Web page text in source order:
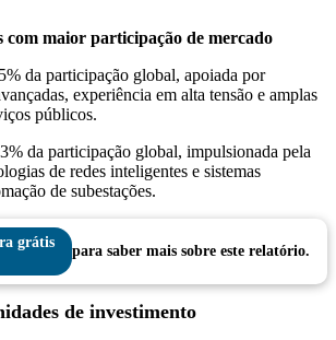
com maior participação de mercado
da participação global, apoiada por
experiência em alta tensão e amplas
públicos.
da participação global, impulsionada pela
de redes inteligentes e sistemas
de subestações.
grátis
para saber mais sobre este relatório.
de investimento